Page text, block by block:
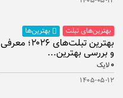
بهترین‌های تبلت
بهترین‌ها
بهترین تبلت‌های ۲۰۲۶؛ معرفی
و بررسی بهترین...
۰لایک
۱۴۰۵-۰۵-۱۲